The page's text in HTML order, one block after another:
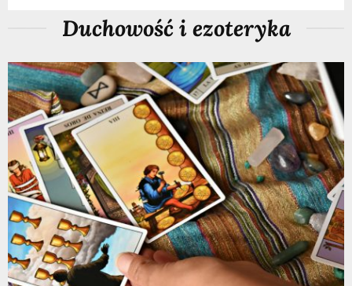
Duchowość i ezoteryka